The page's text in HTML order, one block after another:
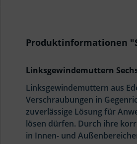
Produktinformationen
Linksgewindemuttern
Linksgewindemuttern aus
Verschraubungen in
zuverlässige Lösung für
lösen dürfen. Durch ihre
in Innen- und